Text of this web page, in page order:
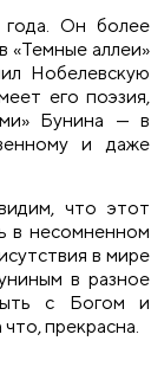
года. Он более
«Темные аллеи»
Нобелевскую
его поэзия,
Бунина — в
и даже
что этот
в несомненном
в мире
в разное
с Богом и
прекрасна.